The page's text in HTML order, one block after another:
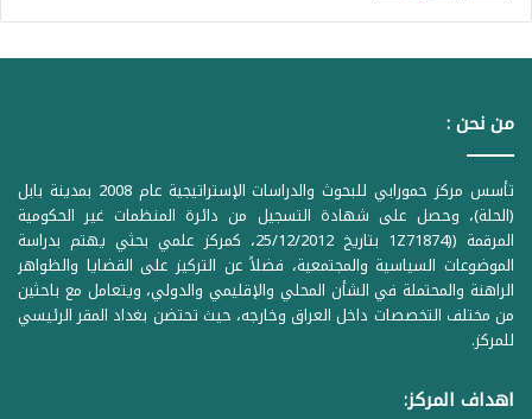
من نحن :
تأسس مركز حمورابي للبحوث والدراسات الإستراتيجية عام 2008 بمدينة بابل
(الحلة)، وحصل على شهادة التسجيل من دائرة المنظمات غير الحكومية
المرقمة ((1Z71874 بتاريخ 25/12/2012، كمركز علمي بحثي يهتم بدراسة
الموضوعات السياسية والمجتمعية، فضلاً عن التركيز على القضايا والظواهر
الراهنة والمحتملة في الشأن المحلي والإقليمي والدولي، ويتعامل مع باحثين
من مختلف التخصصات داخل العراق وخارجه، حيث تحتضن بغداد المقر الرئيسي
للمركز.
اهداف المركز: